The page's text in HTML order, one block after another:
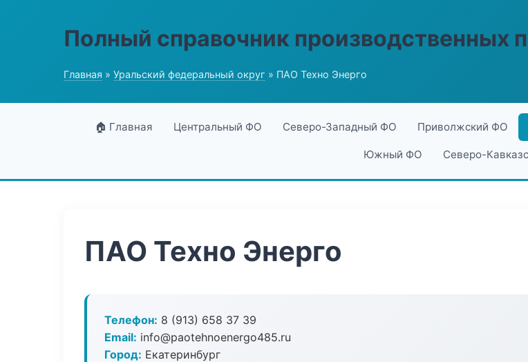
Полный справочник производственных
Главная » Уральский федеральный округ » ПАО Техно Энерго
🏠 Главная Центральный ФО Северо-Западный ФО Приволжский ФО
Южный ФО Северо-
ПАО Техно Энерго
Телефон: 8 (913) 658 37 39
Email: info@paotehnoenergo485.ru
Город: Екатеринбург